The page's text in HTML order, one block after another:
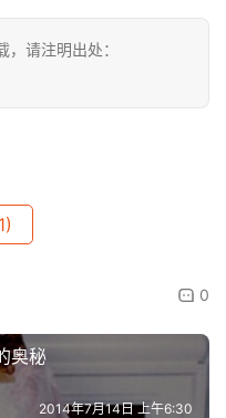
请注明出处：
0
奥秘
2014年7月14日 上午6:30